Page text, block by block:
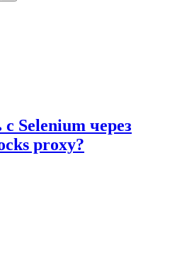
Selenium через
proxy?